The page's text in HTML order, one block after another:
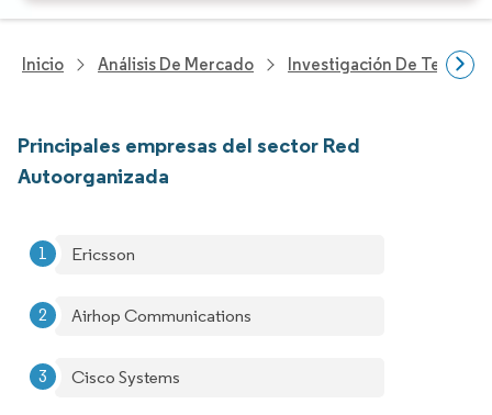
Inicio Análisis De Mercado Investigación De
Principales empresas del sector Red
Autoorganizada
Ericsson
Airhop Communications
Cisco Systems